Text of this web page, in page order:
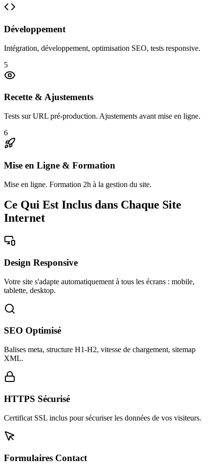
Développement
Intégration, développement, optimisation SEO, tests responsive.
5
Recette & Ajustements
Tests sur URL pré-production. Ajustements avant mise en ligne.
6
Mise en Ligne & Formation
Mise en ligne. Formation 2h à la gestion du site.
Ce Qui Est Inclus dans Chaque Site
Internet
Design Responsive
Votre site s'adapte automatiquement à tous les écrans : mobile,
tablette, desktop.
SEO Optimisé
Balises meta, structure H1-H2, vitesse de chargement, sitemap
XML.
HTTPS Sécurisé
Certificat SSL inclus pour sécuriser les données de vos visiteurs.
Formulaires Contact